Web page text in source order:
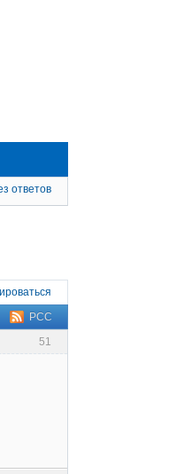
ответов
РСС
51